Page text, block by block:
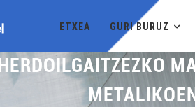
ETXEA GURI BURUZ